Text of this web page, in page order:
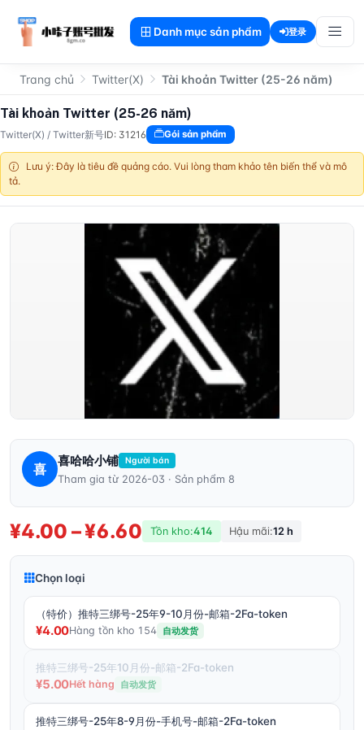
Danh mục sản phẩm 登录
Trang chủ Twitter(X) Tài khoản Twitter (25-26 năm)
Tài khoản Twitter (25-26 năm)
Twitter(X) / Twitter新号ID: 31216 Gói sản phẩm
Lưu ý: Đây là tiêu đề quảng cáo. Vui lòng tham khảo tên biến thể và mô
tả.
喜
喜哈哈小铺 Người bán
Tham gia từ 2026-03 · Sản phẩm 8
¥4.00 – ¥6.60 Tồn kho:414 Hậu mãi:12 h
Chọn loại
（特价）推特三绑号-25年9-10月份-邮箱-2Fa-token
¥4.00Hàng tồn kho 154 自动发货
推特三绑号-25年10月份-邮箱-2Fa-token
¥5.00Hết hàng 自动发货
推特三绑号-25年8-9月份-手机号-邮箱-2Fa-token